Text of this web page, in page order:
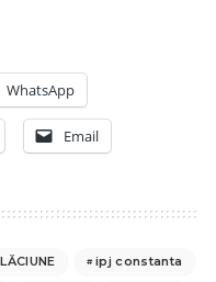
WhatsApp
Email
ipj constanta